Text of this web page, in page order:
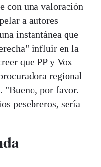
con una valoración
a autores
instantánea que
influir en la
que PP y Vox
regional
"Bueno, por favor.
pesebreros, sería